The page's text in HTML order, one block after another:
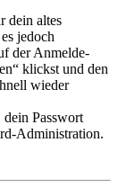
dein altes
jedoch
der Anmelde-
klickst und den
wieder
Passwort
Administration.